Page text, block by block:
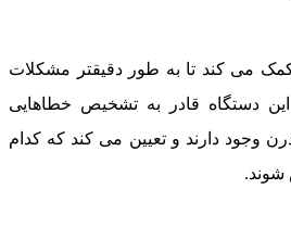
می کند تا به طور دقیقتر مشکلات
دستگاه قادر به تشخیص خطاهایی
دارند و تعیین می کند که کدام